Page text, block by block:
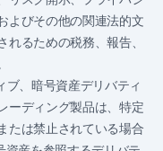
よびその他の関連法的文
るための税務、報告、
ブ、暗号資産デリバティ
ーディング製品は、特定
たは禁止されている場合